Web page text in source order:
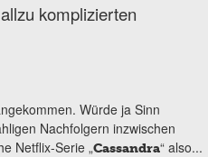
komplizierten
Würde ja Sinn
Nachfolgern inzwischen
Netflix-Serie „Cassandra“ also...